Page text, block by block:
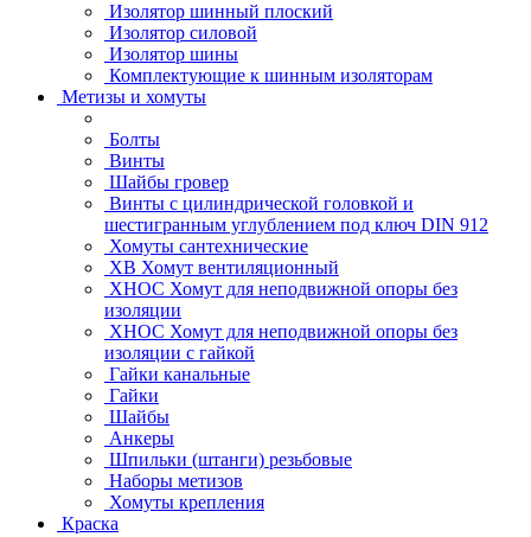
Изолятор шинный плоский
Изолятор силовой
Изолятор шины
Комплектующие к шинным изоляторам
Метизы и хомуты
Болты
Винты
Шайбы гровер
Винты с цилиндрической головкой и
шестигранным углублением под ключ DIN 912
Хомуты сантехнические
ХВ Хомут вентиляционный
ХНОС Хомут для неподвижной опоры без
изоляции
ХНОС Хомут для неподвижной опоры без
изоляции с гайкой
Гайки канальные
Гайки
Шайбы
Анкеры
Шпильки (штанги) резьбовые
Наборы метизов
Хомуты крепления
Краска